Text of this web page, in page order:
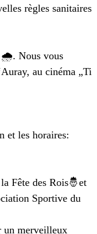
règles sanitaires
🌧. Nous vous
au cinéma „Ti
et les horaires:
Fête des Rois🤴et
Sportive du
un merveilleux